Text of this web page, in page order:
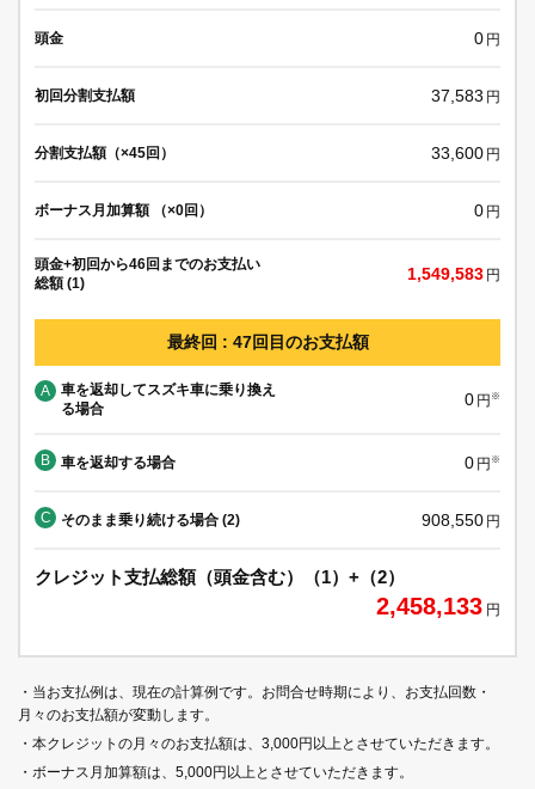
頭金 0 円
初回分割支払額 37,583 円
分割支払額（×45回） 33,600 円
ボーナス月加算額 （×0回） 0 円
頭金+初回から46回までのお支払い
総額 (1)
1,549,583 円
最終回 : 47回目のお支払額
A
車を返却してスズキ車に乗り換え
る場合
0 円 ※
B 車を返却する場合 0 円 ※
C そのまま乗り続ける場合 (2) 908,550 円
クレジット支払総額（頭金含む）（1）+（2）
2,458,133 円
・当お支払例は、現在の計算例です。お問合せ時期により、お支払回数・
月々のお支払額が変動します。
・本クレジットの月々のお支払額は、3,000円以上とさせていただきます。
・ボーナス月加算額は、5,000円以上とさせていただきます。